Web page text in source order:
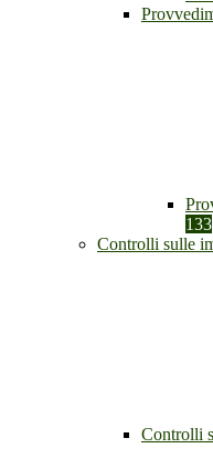
133
Controlli sulle
Controlli